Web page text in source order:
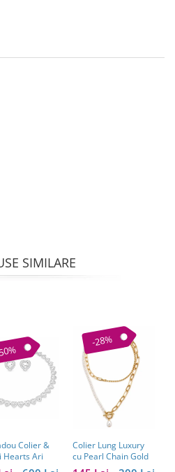
SIMILARE
Colier &
Hearts Ari
-28%
Colier Lung Luxury
cu Pearl Chain Gold